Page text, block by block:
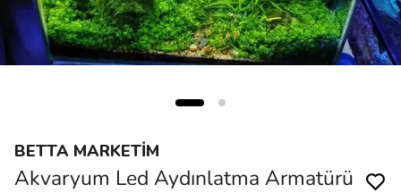
BETTA MARKETİM
Akvaryum Led Aydınlatma Armatürü